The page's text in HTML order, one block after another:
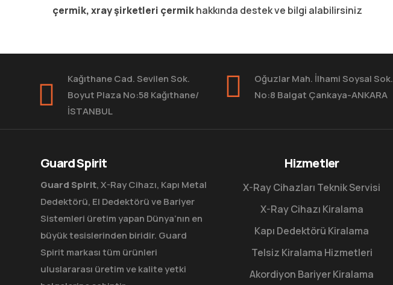
çermik, xray şirketleri çermikhakkında destek ve bilgi alabilirsiniz
Kağıthane Cad. Sevilen Sok.
Boyut Plaza No:58 Kağıthane/
İSTANBUL
Oğuzlar Mah. İlhami Soysal Sok.
No:8 Balgat Çankaya-ANKARA
Guard Spirit
Guard Spirit, X-Ray Cihazı, Kapı Metal
Dedektörü, El Dedektörü ve Bariyer
Sistemleri üretim yapan Dünya’nın en
büyük tesislerinden biridir. Guard
Spirit markası tüm ürünleri
uluslararası üretim ve kalite yetki
Hizmetler
X-Ray Cihazları Teknik Servisi
X-Ray Cihazı Kiralama
Kapı Dedektörü Kiralama
Telsiz Kiralama Hizmetleri
Akordiyon Bariyer Kiralama